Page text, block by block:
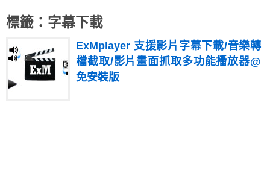
標籤：字幕下載
ExMplayer 支援影片字幕下載/音樂轉
檔截取/影片畫面抓取多功能播放器@
免安裝版